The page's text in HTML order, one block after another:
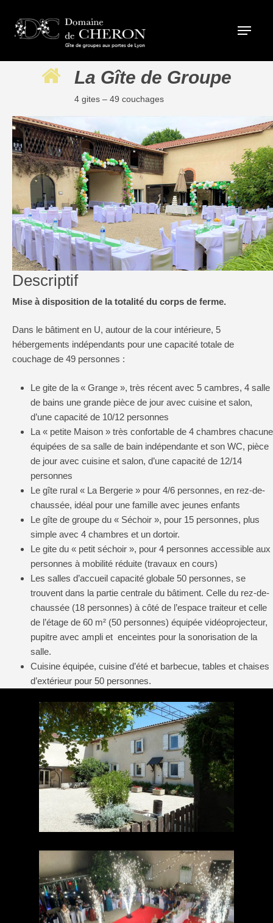
La Gîte de Groupe
4 gites – 49 couchages
Descriptif
Mise à disposition de la totalité du corps de ferme.
Dans le bâtiment en U, autour de la cour intérieure, 5
hébergements indépendants pour une capacité totale de
couchage de 49 personnes :
Le gite de la « Grange », très récent avec 5 cambres, 4 salle
de bains une grande pièce de jour avec cuisine et salon,
d’une capacité de 10/12 personnes
La « petite Maison » très confortable de 4 chambres chacune
équipées de sa salle de bain indépendante et son WC, pièce
de jour avec cuisine et salon, d’une capacité de 12/14
personnes
Le gîte rural « La Bergerie » pour 4/6 personnes, en rez-de-
chaussée, idéal pour une famille avec jeunes enfants
Le gîte de groupe du « Séchoir », pour 15 personnes, plus
simple avec 4 chambres et un dortoir.
Le gite du « petit séchoir », pour 4 personnes accessible aux
personnes à mobilité réduite (travaux en cours)
Les salles d’accueil capacité globale 50 personnes, se
trouvent dans la partie centrale du bâtiment. Celle du rez-de-
chaussée (18 personnes) à côté de l’espace traiteur et celle
de l’étage de 60 m² (50 personnes) équipée vidéoprojecteur,
pupitre avec ampli et enceintes pour la sonorisation de la
salle.
Cuisine équipée, cuisine d’été et barbecue, tables et chaises
d’extérieur pour 50 personnes.